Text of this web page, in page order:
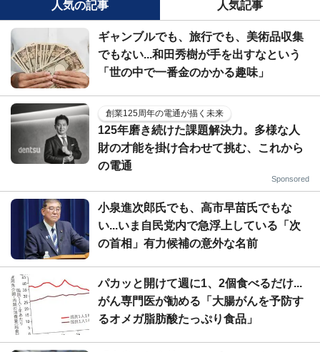
人気の記事 人気記事
ギャンブルでも、旅行でも、美術品収集
でもない...和田秀樹が手を出すなという
「世の中で一番金のかかる趣味」
創業125周年の電通が描く未来
125年磨き続けた課題解決力。多様な人
財の才能を掛け合わせて挑む、これから
の電通
Sponsored
小泉進次郎氏でも、高市早苗氏でもな
い...いま自民党内で急浮上している「次
の首相」有力候補の意外な名前
パカッと開けて週に1、2個食べるだけ...
がん専門医が勧める「大腸がんを予防す
るオメガ脂肪酸たっぷり食品」